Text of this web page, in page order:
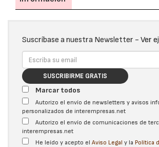
Suscríbase a nuestra Newsletter - Ver
SUSCRIBIRME GRATIS
Marcar todos
Autorizo el envío de newsletters y avisos
personalizados de interempresas.net
Autorizo el envío de comunicaciones de
interempresas.net
He leído y acepto el Aviso Legal y la Política